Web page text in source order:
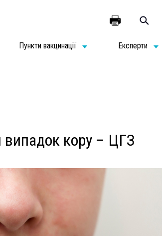
Пункти вакцинації Експерти
випадок кору – ЦГЗ